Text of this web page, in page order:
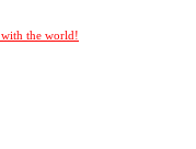
the world!